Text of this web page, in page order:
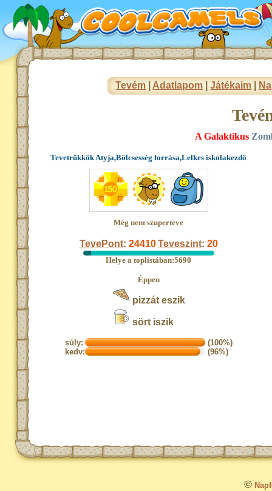
Tevém Adatlapom |Játékaim
A Galaktikus
Tevetrükkök Atyja,Bölcsesség forrása,Lelkes iskolakezdő
Még nem szuperteve
TevePont: 24410Teveszint: 20
Helye a toplistában:5690
Éppen
pizzát eszik
sört iszik
súly:
(100%)
kedv:
(96%)
©